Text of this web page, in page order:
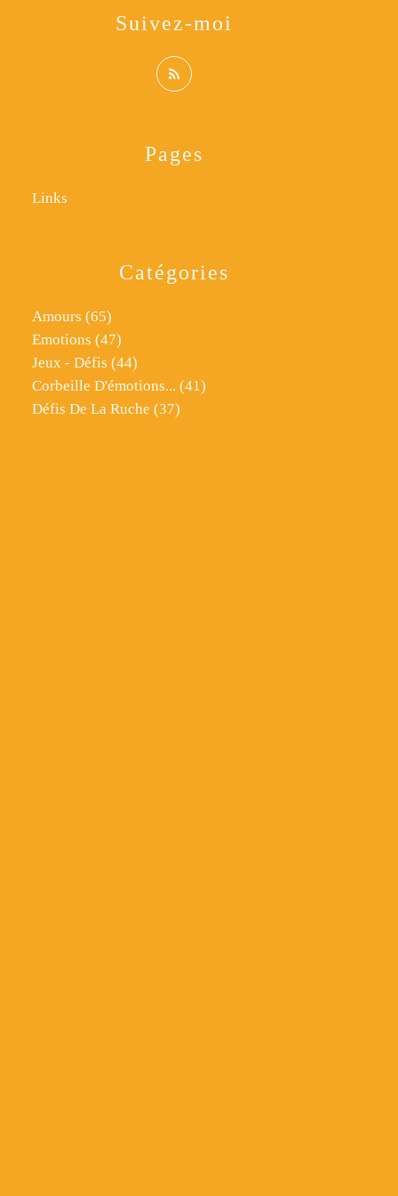
Catégories
Amours (65)
Emotions (47)
Jeux - Défis (44)
Corbeille D'émotions... (41)
Défis De La Ruche (37)
Pages
Links
Suivez-moi